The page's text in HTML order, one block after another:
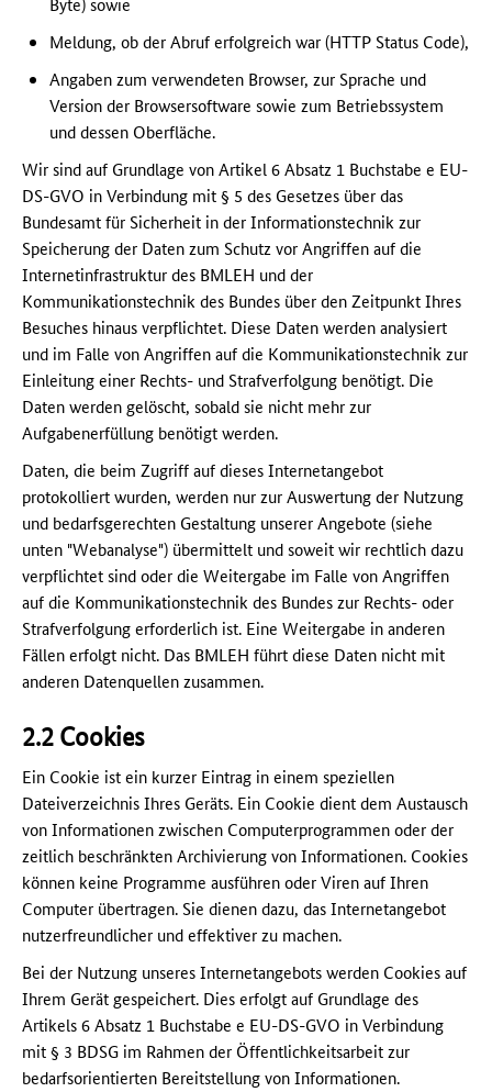
Meldung, ob der Abruf erfolgreich war (HTTP Status Code),
Angaben zum verwendeten Browser, zur Sprache und
Version der Browsersoftware sowie zum Betriebssystem
und dessen Oberfläche.
Wir sind auf Grundlage von Artikel 6 Absatz 1 Buchstabe e EU-
DS-GVO in Verbindung mit § 5 des Gesetzes über das
Bundesamt für Sicherheit in der Informationstechnik zur
Speicherung der Daten zum Schutz vor Angriffen auf die
Internetinfrastruktur des BMLEH und der
Kommunikationstechnik des Bundes über den Zeitpunkt Ihres
Besuches hinaus verpflichtet. Diese Daten werden analysiert
und im Falle von Angriffen auf die Kommunikationstechnik zur
Einleitung einer Rechts- und Strafverfolgung benötigt. Die
Daten werden gelöscht, sobald sie nicht mehr zur
Aufgabenerfüllung benötigt werden.
Daten, die beim Zugriff auf dieses Internetangebot
protokolliert wurden, werden nur zur Auswertung der Nutzung
und bedarfsgerechten Gestaltung unserer Angebote (siehe
unten "Webanalyse") übermittelt und soweit wir rechtlich dazu
verpflichtet sind oder die Weitergabe im Falle von Angriffen
auf die Kommunikationstechnik des Bundes zur Rechts- oder
Strafverfolgung erforderlich ist. Eine Weitergabe in anderen
Fällen erfolgt nicht. Das BMLEH führt diese Daten nicht mit
anderen Datenquellen zusammen.
2.2 Cookies
Ein Cookie ist ein kurzer Eintrag in einem speziellen
Dateiverzeichnis Ihres Geräts. Ein Cookie dient dem Austausch
von Informationen zwischen Computerprogrammen oder der
zeitlich beschränkten Archivierung von Informationen. Cookies
können keine Programme ausführen oder Viren auf Ihren
Computer übertragen. Sie dienen dazu, das Internetangebot
nutzerfreundlicher und effektiver zu machen.
Bei der Nutzung unseres Internetangebots werden Cookies auf
Ihrem Gerät gespeichert. Dies erfolgt auf Grundlage des
Artikels 6 Absatz 1 Buchstabe e EU-DS-GVO in Verbindung
mit § 3 BDSG im Rahmen der Öffentlichkeitsarbeit zur
bedarfsorientierten Bereitstellung von Informationen.